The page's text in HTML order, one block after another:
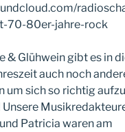
70-80er-jahre-rock
& Glühwein gibt es in
auch noch
um sich so richtig
Unsere
Patricia waren am